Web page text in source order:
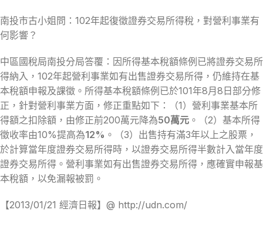
南投市古小姐問：102年起復徵證券交易所得稅，對營利事業有
何影響？
中區國稅局南投分局答覆：因所得基本稅額條例已將證券交易所
得納入，102年起營利事業如有出售證券交易所得，仍維持在基
本稅額申報及課徵。所得基本稅額條例已於101年8月8日部分修
正，針對營利事業方面，修正重點如下：（1）營利事業基本所
得額之扣除額，由修正前200萬元降為50萬元 。（2）基本所得
徵收率由10%提高為12% 。（3）出售持有滿3年以上之股票，
於計算當年度證券交易所得時，以證券交易所得半數計入當年度
證券交易所得。營利事業如有出售證券交易所得，應確實申報基
本稅額，以免漏報被罰。
【2013/01/21 經濟日報】@ http://udn.com/